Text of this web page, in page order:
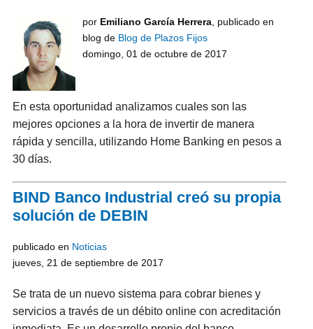
por Emiliano García Herrera, publicado en
blog de Blog de Plazos Fijos
domingo, 01 de octubre de 2017
En esta oportunidad analizamos cuales son las
mejores opciones a la hora de invertir de manera
rápida y sencilla, utilizando Home Banking en pesos a
30 días.
BIND Banco Industrial creó su propia
solución de DEBIN
publicado en Noticias
jueves, 21 de septiembre de 2017
Se trata de un nuevo sistema para cobrar bienes y
servicios a través de un débito online con acreditación